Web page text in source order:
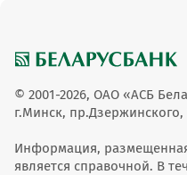
© 2001-2026, ОАО «АСБ
г.Минск, пр.Дзержинского,
Информация,
является справочной. В